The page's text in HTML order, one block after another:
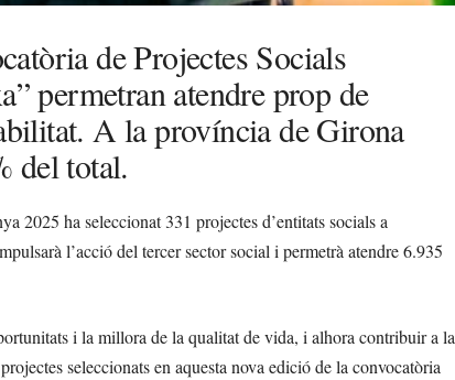
de Projectes Socials
permetran atendre prop de
A la província de Girona
del total.
2025 ha seleccionat 331 projectes d’entitats socials a
l’acció del tercer sector social i permetrà atendre 6.935
i la millora de la qualitat de vida, i alhora contribuir a la
seleccionats en aquesta nova edició de la convocatòria